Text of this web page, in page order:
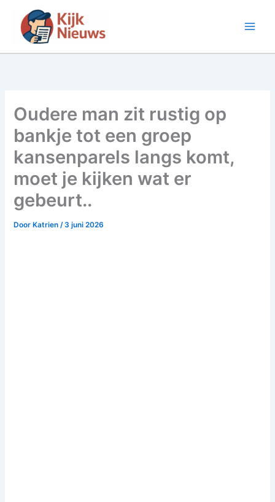
inhoud
Oudere man zit rustig op
bankje tot een groep
kansenparels langs komt,
moet je kijken wat er
gebeurt..
Door Katrien/3 juni 2026